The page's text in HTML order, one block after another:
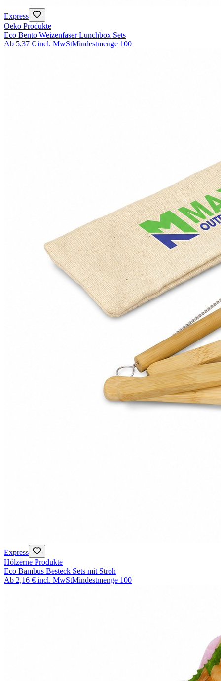
Express
Oeko Produkte
Eco Bento Weizenfaser Lunchbox Sets
Ab 5,37 € incl. MwStMindestmenge 100
Express
Hölzerne Produkte
Eco Bambus Besteck Sets mit Stroh
Ab 2,16 € incl. MwStMindestmenge 100